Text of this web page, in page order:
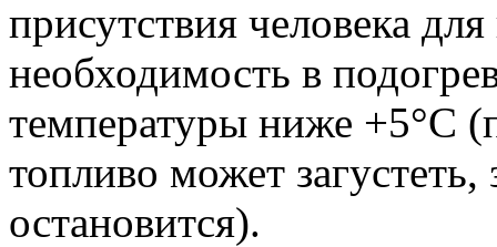
присутствия человека
необходимость в
температуры ниже +5°С
топливо может
остановится).